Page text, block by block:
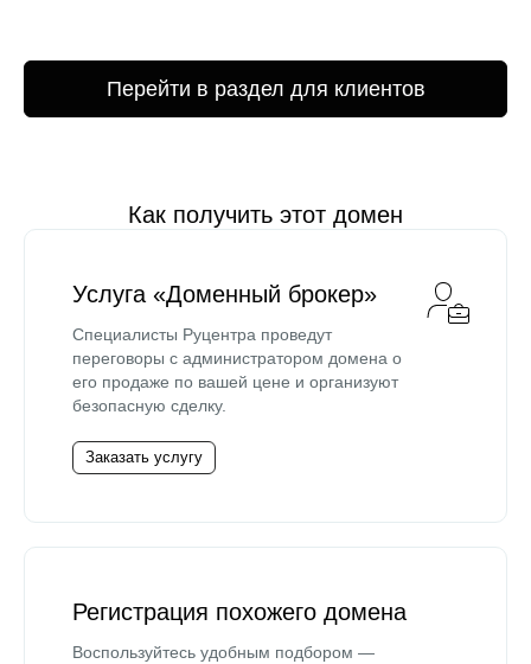
Перейти в раздел для клиентов
Как получить этот домен
Услуга «Доменный брокер»
Специалисты Руцентра проведут
переговоры с администратором домена о
его продаже по вашей цене и организуют
безопасную сделку.
Заказать услугу
Регистрация похожего домена
Воспользуйтесь удобным подбором —